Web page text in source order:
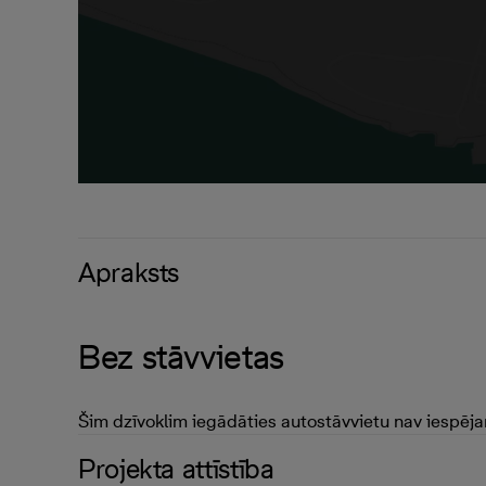
Apraksts
Bez stāvvietas
Šim dzīvoklim iegādāties autostāvvietu nav
Projekta attīstība